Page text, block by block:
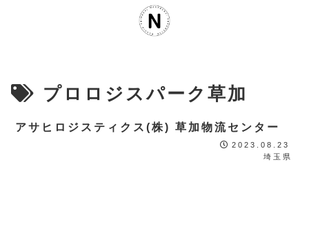
プロロジスパーク草加
アサヒロジスティクス(株) 草加物流センター
2023.08.23
埼玉県